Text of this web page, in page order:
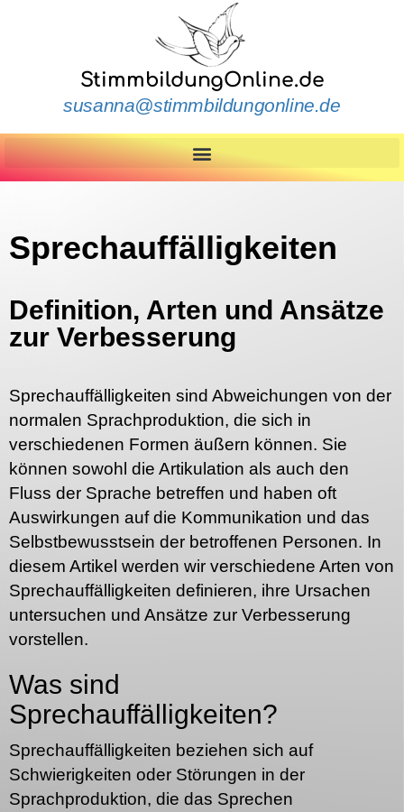
StimmbildungOnline.de
susanna@stimmbildungonline.de
Sprechauffälligkeiten
Definition, Arten und Ansätze
zur Verbesserung
Sprechauffälligkeiten sind Abweichungen von der
normalen Sprachproduktion, die sich in
verschiedenen Formen äußern können. Sie
können sowohl die Artikulation als auch den
Fluss der Sprache betreffen und haben oft
Auswirkungen auf die Kommunikation und das
Selbstbewusstsein der betroffenen Personen. In
diesem Artikel werden wir verschiedene Arten von
Sprechauffälligkeiten definieren, ihre Ursachen
untersuchen und Ansätze zur Verbesserung
vorstellen.
Was sind
Sprechauffälligkeiten?
Sprechauffälligkeiten beziehen sich auf
Schwierigkeiten oder Störungen in der
Sprachproduktion, die das Sprechen